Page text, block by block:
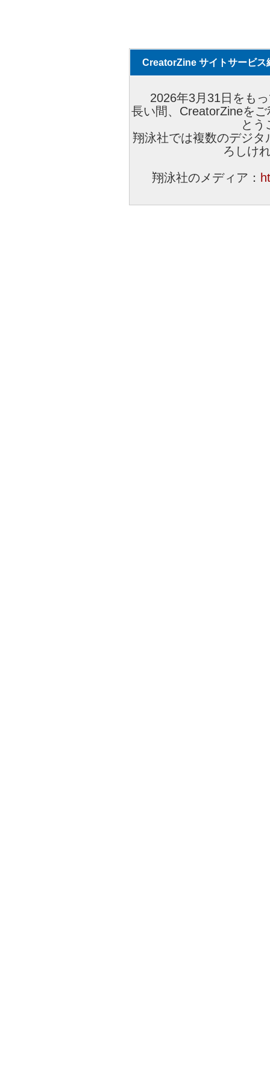
CreatorZine サイトサービス
2026年3月31日をも
長い間、CreatorZineを
とう
翔泳社では複数のデジ
ろしけ
翔泳社のメディア：